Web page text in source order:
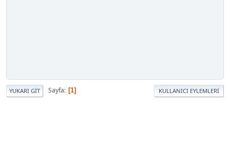
YUKARI GIT Sayfa 1 KULLANICI EYLEMLERI